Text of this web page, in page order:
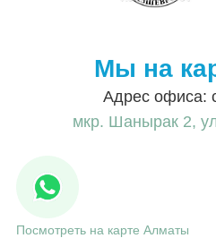
Мы на
Адрес офиса:
мкр. Шанырак 2,
Посмотреть на карте Алматы